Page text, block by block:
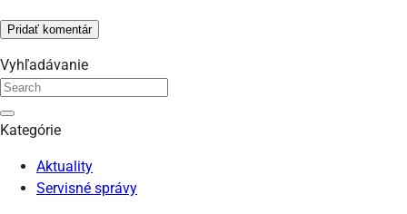
Vyhľadávanie
Kategórie
Aktuality
Servisné správy